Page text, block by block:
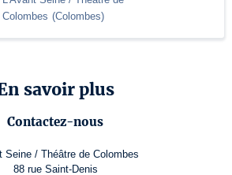
Colombes (Colombes)
savoir plus
Contactez-nous
Seine / Théâtre de Colombes
88 rue Saint-Denis